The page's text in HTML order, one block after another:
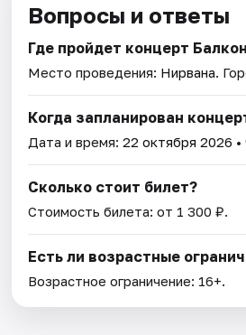
Вопросы и ответы
Где пройдет концерт
Место проведения: Нирвана.
Когда запланирован
Дата и время:22 октября 2026
Сколько стоит билет?
Стоимость билета: от 1 300 ₽.
Есть ли возрастные
Возрастное ограничение: 16+.